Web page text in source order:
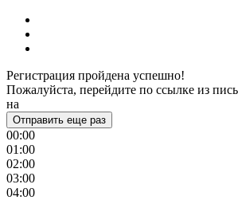
Регистрация пройдена успешно!
Пожалуйста, перейдите по ссылке из
на
Отправить еще раз
00:00
01:00
02:00
03:00
04:00